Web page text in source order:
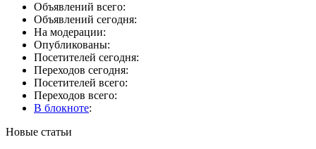
Объявлений всего:
Объявлений сегодня:
На модерации:
Опубликованы:
Посетителей сегодня:
Переходов сегодня:
Посетителей всего:
Переходов всего:
В блокноте:
Новые статьи